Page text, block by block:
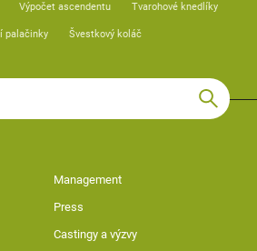
Výpočet ascendentu Tvarohové knedlíky
palačinky Švestkový koláč
Management
Press
Castingy a výzvy